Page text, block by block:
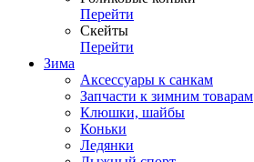
Перейти
Скейты
Перейти
Зима
Аксессуары к санкам
Запчасти к зимним товарам
Клюшки, шайбы
Коньки
Ледянки